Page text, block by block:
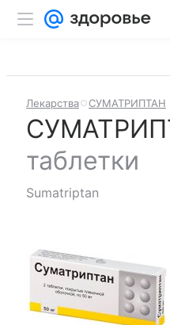
Лекарства СУМАТРИПТАН
таблетки
Sumatriptan